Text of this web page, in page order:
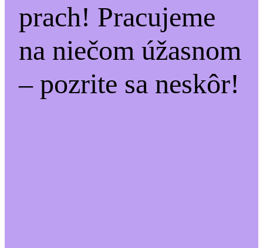
prach! Pracujeme
na niečom úžasnom
– pozrite sa neskôr!